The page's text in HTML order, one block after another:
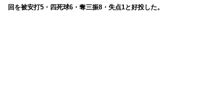
回を被安打5・四死球6・奪三振8・失点1と好投した。